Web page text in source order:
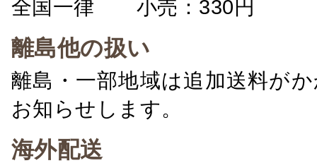
全国一律 小売：330円 卸
離島他の扱い
離島・一部地域は追加送料が
お知らせします。
海外配送